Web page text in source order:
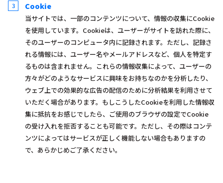
Cookie
当サイトでは、一部のコンテンツについて、情報の収集にCookie
を使用しています。Cookieは、ユーザーがサイトを訪れた際に、
そのユーザーのコンピュータ内に記録されます。ただし、記録さ
れる情報には、ユーザー名やメールアドレスなど、個人を特定す
るものは含まれません。これらの情報収集によって、ユーザーの
方々がどのようなサービスに興味をお持ちなのかを分析したり、
ウェブ上での効果的な広告の配信のために分析結果を利用させて
いただく場合があります。もしこうしたCookieを利用した情報収
集に抵抗をお感じでしたら、ご使用のブラウザの設定でCookie
の受け入れを拒否することも可能です。ただし、その際はコンテ
ンツによってはサービスが正しく機能しない場合もありますの
で、あらかじめご了承ください。